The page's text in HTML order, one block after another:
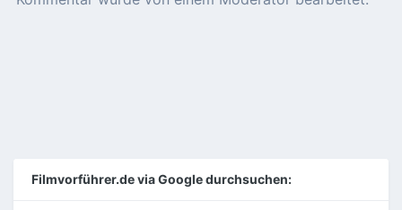
Filmvorführer.de via Google durchsuchen: